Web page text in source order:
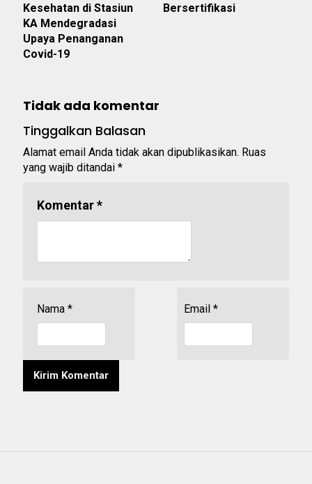
Kesehatan di Stasiun
KA Mendegradasi
Upaya Penanganan
Covid-19
Bersertifikasi
Tidak ada komentar
Tinggalkan Balasan
Alamat email Anda tidak akan dipublikasikan. Ruas
yang wajib ditandai *
Komentar*
Nama * Email *